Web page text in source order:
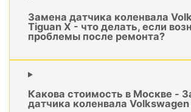
Замена датчика коленвала
Tiguan X - что делать, если
проблемы после ремонта?
Какова стоимость в Москве -
датчика коленвала